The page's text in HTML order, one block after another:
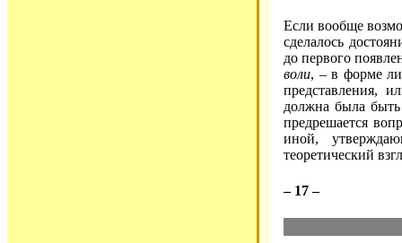
Если вообще
сделалось
до первого
воли, – в форме ли
представления,
должна была
предрешается
иной,
теоретический
– 17 –